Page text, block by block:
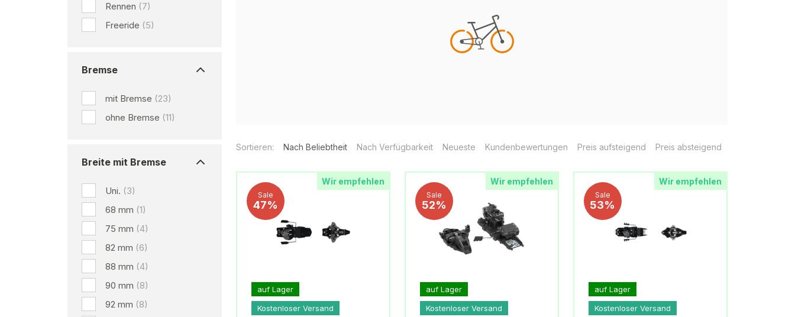
Rennen (7)
Freeride (5)
Bremse
mit Bremse (23)
ohne Bremse (11)
Breite mit Bremse
Uni. (3)
68 mm (1)
75 mm (4)
82 mm (6)
88 mm (4)
90 mm (8)
92 mm (8)
Sortieren: Nach Beliebtheit Nach Verfügbarkeit Neueste Kundenbewertungen Preis aufsteigend Preis absteigend
Wir empfehlen
Sale
47%
auf Lager
Kostenloser Versand
Wir empfehlen
Sale
52%
auf Lager
Kostenloser Versand
Wir empfehlen
Sale
53%
auf Lager
Kostenloser Versand